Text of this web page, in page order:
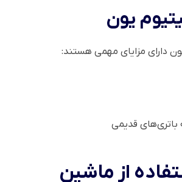
دارای مزایای مهمی هستند:
قدیمی
از ماشین